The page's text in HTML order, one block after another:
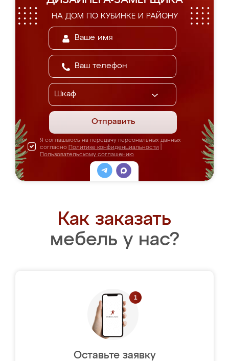
НА ДОМ ПО КУБИНКЕ И РАЙОНУ
Отправить
Я соглашаюсь на передачу персональных данных
согласно Политике конфиденциальности
Пользовательскому соглашению
Как заказать
мебель у нас?
Оставьте заявку